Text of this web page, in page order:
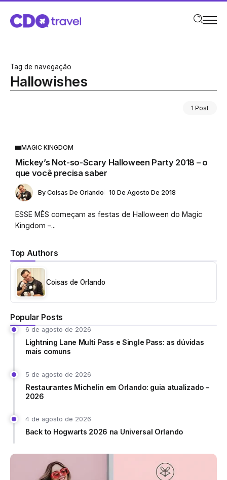
Tag de navegação
Hallowishes
1 Post
Top Authors
Coisas de Orlando
Popular Posts
6 de agosto de 2026
Lightning Lane Multi Pass e Single Pass: as dúvidas
mais comuns
5 de agosto de 2026
Restaurantes Michelin em Orlando: guia atualizado –
2026
4 de agosto de 2026
Back to Hogwarts 2026 na Universal Orlando
MAGIC KINGDOM
Mickey’s Not-so-Scary Halloween Party 2018 – o
que você precisa saber
By Coisas De Orlando 10 De Agosto De 2018
ESSE MÊS começam as festas de Halloween do Magic
Kingdom –...